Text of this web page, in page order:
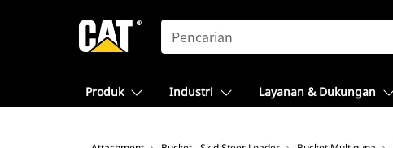
SEARCH
Produk Industri Layanan & Dukungan